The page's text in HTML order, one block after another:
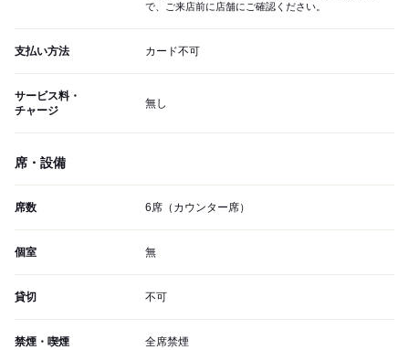
で、ご来店前に店舗にご確認ください。
支払い方法 カード不可
サービス料・
チャージ
無し
席・設備
席数 6席（カウンター席）
個室 無
貸切 不可
禁煙・喫煙 全席禁煙